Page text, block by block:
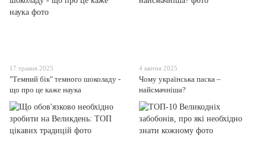
17 травня 2025
"Темний бік" темного шоколаду -
що про це каже наука
4 квітня 2025
Чому українська паска –
найсмачніша?